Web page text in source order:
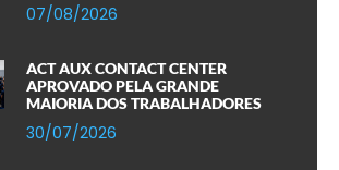
07/08/2026
ACT AUX CONTACT CENTER
APROVADO PELA GRANDE
MAIORIA DOS TRABALHADORES
30/07/2026